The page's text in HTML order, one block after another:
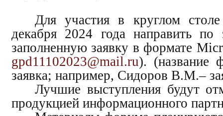
Для участия в круглом
декабря 2024 годанаправить по
заполненную заявку в формате
gpd11102023@mail.ru). (название
заявка; например, Сидоров В.М.–
Лучшие выступления будут
продукцией информационного